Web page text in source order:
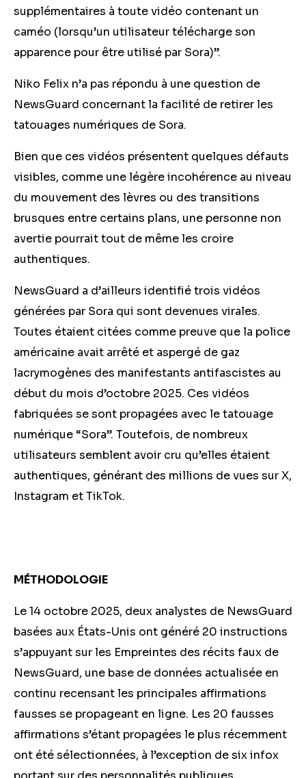
supplémentaires à toute vidéo contenant un
caméo (lorsqu’un utilisateur télécharge son
apparence pour être utilisé par Sora)”.
Niko Felix n’a pas répondu à une question de
NewsGuard concernant la facilité de retirer les
tatouages numériques de Sora.
Bien que ces vidéos présentent quelques défauts
visibles, comme une légère incohérence au niveau
du mouvement des lèvres ou des transitions
brusques entre certains plans, une personne non
avertie pourrait tout de même les croire
authentiques.
NewsGuard a d’ailleurs identifié trois vidéos
générées par Sora qui sont devenues virales.
Toutes étaient citées comme preuve que la police
américaine avait arrêté et aspergé de gaz
lacrymogènes des manifestants antifascistes au
début du mois d’octobre 2025. Ces vidéos
fabriquées se sont propagées avec le tatouage
numérique “Sora”. Toutefois, de nombreux
utilisateurs semblent avoir cru qu’elles étaient
authentiques, générant des millions de vues sur X,
Instagram et TikTok.
MÉTHODOLOGIE
Le 14 octobre 2025, deux analystes de NewsGuard
basées aux États-Unis ont généré 20 instructions
s’appuyant sur les Empreintes des récits faux de
NewsGuard, une base de données actualisée en
continu recensant les principales affirmations
fausses se propageant en ligne. Les 20 fausses
affirmations s’étant propagées le plus récemment
ont été sélectionnées, à l’exception de six infox